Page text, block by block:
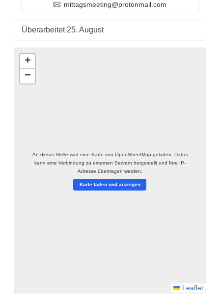
mittagsmeeting@protonmail.com
Überarbeitet 25. August
An dieser Stelle wird eine Karte von OpenStreetMap geladen. Dabei
kann eine Verbindung zu externen Servern hergestellt und Ihre IP-
Adresse übertragen werden.
Karte laden und anzeigen
+
−
Leaflet